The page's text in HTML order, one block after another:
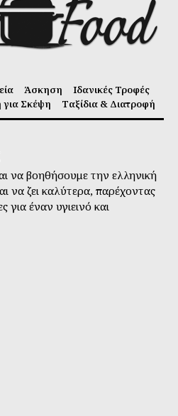
Άσκηση
Ιδανικές Τροφές
Σκέψη Ταξίδια & Διατροφή
να βοηθήσουμε την ελληνική
να ζει καλύτερα, παρέχοντας
για έναν υγιεινό και